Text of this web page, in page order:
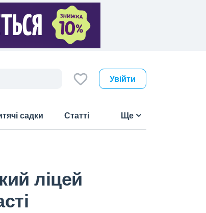
Увійти
садки Статті Ще
ліцей